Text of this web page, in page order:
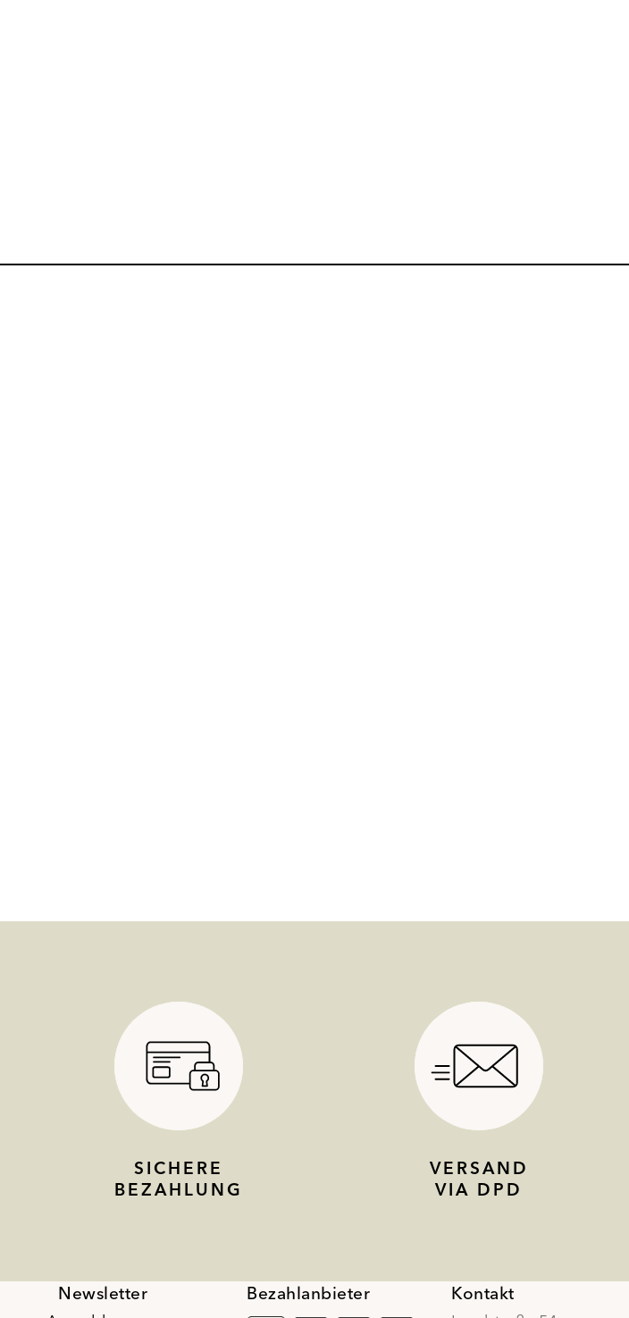
SICHERE
BEZAHLUNG
VERSAND
VIA DPD
Newsletter Bezahlanbieter Kontakt